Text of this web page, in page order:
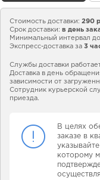
Стоимость доставки: 290
Срок доставки: в день
Минимальный интервал
Экспресс-доставка за 3
Службы доставки
Доставка в день
зависимости от
Сотрудник курьерской
приезда.
В целях
заказе в
которому